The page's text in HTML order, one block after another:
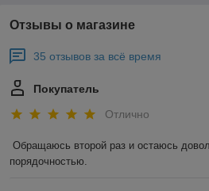
Отзывы о магазине
35 отзывов за всё время
Покупатель
Отлично
Обращаюсь второй раз и остаюсь
порядочностью.